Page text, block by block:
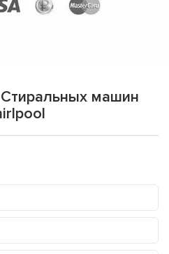
машин